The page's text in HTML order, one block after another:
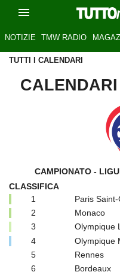
NOTIZIE TMW RADIO
TUTTI I CALENDARI
CAMPIONATO -
CLASSIFICA
1
Paris
2
Monaco
3
Olympique
4
Olympique
5
Rennes
6
Bordeaux